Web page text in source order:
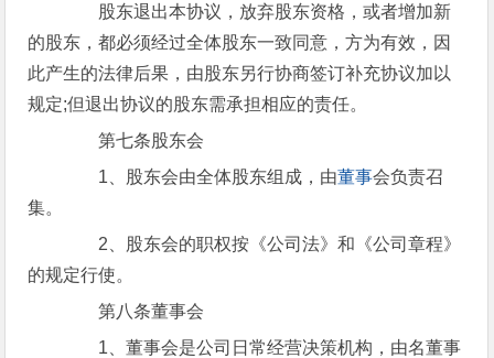
股东退出本协议，放弃股东资格，或者增加新
的股东，都必须经过全体股东一致同意，方为有效，因
此产生的法律后果，由股东另行协商签订补充协议加以
规定;但退出协议的股东需承担相应的责任。
第七条股东会
1、股东会由全体股东组成，由董事会负责召
集。
2、股东会的职权按《公司法》和《公司章程》
的规定行使。
第八条董事会
1、董事会是公司日常经营决策机构，由名董事